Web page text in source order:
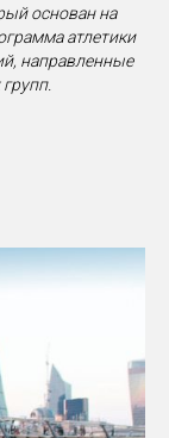
основан на
атлетики
направленные